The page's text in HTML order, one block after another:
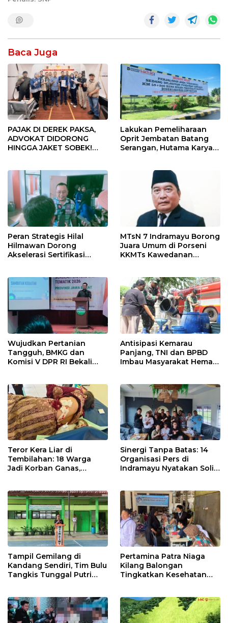
Baca Juga
PAJAK DI DEREK PAKSA,
ADVOKAT DIDORONG
HINGGA JAKET SOBEK!
Pekanbaru!
Lakukan Pemeliharaan
Oprit Jembatan Batang
Serangan, Hutama Karya
Peran Strategis Hilal
Hilmawan Dorong
Akselerasi Sertifikasi
Indramayu
MTsN 7 Indramayu Borong
Juara Umum di Porseni
KKMTs Kawedanan
Wujudkan Pertanian
Tangguh, BMKG dan
Komisi V DPR RI Bekali
Antisipasi Kemarau
Panjang, TNI dan BPBD
Imbau Masyarakat Hemat
Teror Kera Liar di
Tembilahan: 18 Warga
Jadi Korban Ganas,
Sinergi Tanpa Batas: 14
Organisasi Pers di
Indramayu Nyatakan Solid
Tampil Gemilang di
Kandang Sendiri, Tim Bulu
Tangkis Tunggal Putri
Jatibarang 2026
Pertamina Patra Niaga
Kilang Balongan
Tingkatkan Kesehatan
Rutin dan Edukasi
Perawatan Gigi